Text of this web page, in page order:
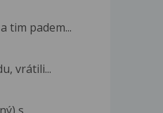
tim padem...
vrátili...